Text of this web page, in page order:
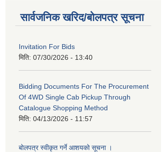
सार्वजनिक खरिद/बोलपत्र सूचना
Invitation For Bids
मिति: 07/30/2026 - 13:40
Bidding Documents For The Procurement
Of 4WD Single Cab Pickup Through
Catalogue Shopping Method
मिति: 04/13/2026 - 11:57
बोलपत्र स्वीकृत गर्ने आशयको सूचना ।